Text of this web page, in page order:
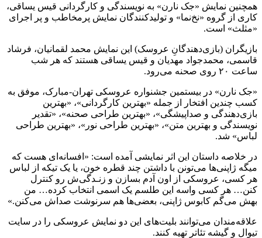
همچنین نمایش «جک نارن» به نویسندگی و کارگردانی قیس یساقی،
کاری از گروه «نخ‌نما» و تولیدکنندگان‌ نمایش پرمخاطب و پر اجرای
«مثلث» است.
بازیگران (بازی‌دهندگانِ عروسک) این نمایش محمد ‌لقمانیان، فرشاد
‌قاسمی، محمدجواد ‌مهدیان و قیس ‌یساقی هستند که هر شب
ساعت ۲۰ روی صحنه می‌رود.
«جک نارن» در بیستمین جشنواره عروسکی تهران-مبارک، موفق به
کسب چندین افتخار از جمله «بهترین کارگردانی»، «بهترین
بازی‌دهندگی و صداپیشگی»، «بهترین طراحی صحنه»، «تقدیر
نویسندگی و بهترین متن»، «بهترین طراحی نور»، «بهترین طراحی
لباس» شد.
در خلاصه داستان این اثر نمایشی آمده است: «افسانه‌ای هست که
میگه ژاپنی‌ها می‌تونن با داشتن چند قطره خون، یا یک تیکه از لباس
هر کسی، عروسکی از اون آدم بسازن و زنـدگی‌ش رو کنترل
کنن… هر کسی واسه این طلسم یک اسمی انتخاب کرده… من
بهش می‌گم کابوس ژاپنی، بعضی‌ها هم سرنوشت صداش می‌کنن.»
علاقه‌مندان می‌توانند بلیت‌های این دو نمایش عروسکی را در سایت
تیوال و گیشه تئاتر تهیه کنند.